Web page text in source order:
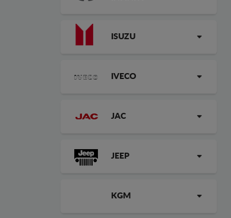
ISUZU
IVECO
JAC
JEEP
KGM